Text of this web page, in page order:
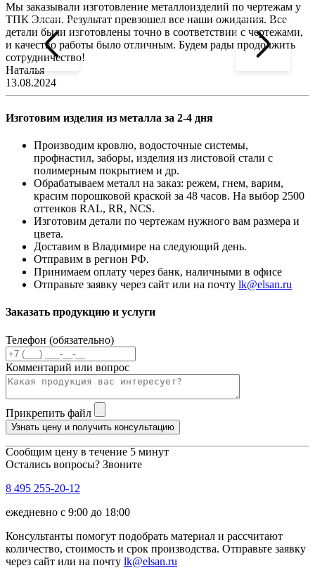
Мы заказывали изготовление металлоизделий по чертежам у
ТПК Элсан. Результат превзошел все наши ожидания. Все
детали были изготовлены точно в соответствии с чертежами,
и качество работы было отличным. Будем рады продолжить
сотрудничество!
Наталья
13.08.2024
Изготовим изделия из металла за 2-4 дня
Производим кровлю, водосточные системы,
профнастил, заборы, изделия из листовой стали с
полимерным покрытием и др.
Обрабатываем металл на заказ: режем, гнем, варим,
красим порошковой краской за 48 часов. На выбор 2500
оттенков RAL, RR, NCS.
Изготовим детали по чертежам нужного вам размера и
цвета.
Доставим в Владимире на следующий день.
Отправим в регион РФ.
Принимаем оплату через банк, наличными в офисе
Отправьте заявку через сайт или на почту lk@elsan.ru
Заказать продукцию и услуги
Телефон (обязательно)
Комментарий или вопрос
Прикрепить файл
Узнать цену и получить консультацию
Сообщим цену в течение 5 минут
Остались вопросы? Звоните
8 495 255-20-12
ежедневно с 9:00 до 18:00
Консультанты помогут подобрать материал и рассчитают
количество, стоимость и срок производства. Отправьте заявку
через сайт или на почту lk@elsan.ru